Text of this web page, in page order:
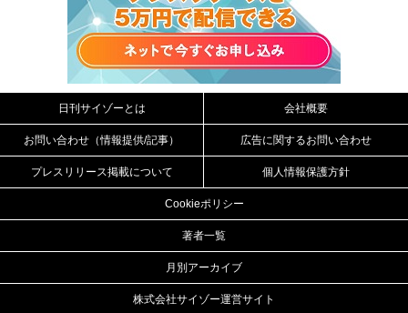
日刊サイゾーとは 会社概要
お問い合わせ（情報提供/記事） 広告に関するお問い合わせ
プレスリリース掲載について 個人情報保護方針
Cookieポリシー
著者一覧
月別アーカイブ
株式会社サイゾー運営サイト